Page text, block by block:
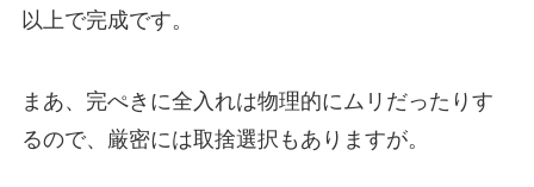
以上で完成です。
まあ、完ぺきに全入れは物理的にムリだったりす
るので、厳密には取捨選択もありますが。